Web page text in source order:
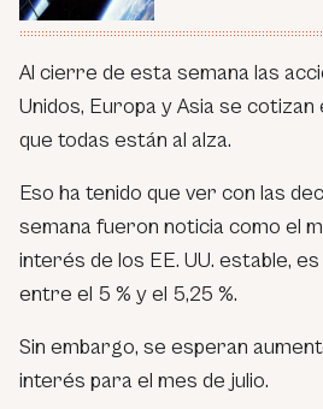
Al cierre de esta semana las
Unidos, Europa y Asia se cotizan
que todas están al alza.
Eso ha tenido que ver con las
semana fueron noticia como el
interés de los EE. UU. estable,
entre el 5 % y el 5,25 %.
Sin embargo, se esperan
interés para el mes de julio.